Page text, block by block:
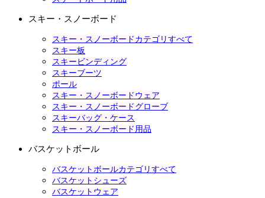
スキー・スノーボード
スキー・スノーボードカテゴリすべて
スキー板
スキービンディング
スキーブーツ
ポール
スキー・スノーボードウェア
スキー・スノーボードグローブ
スキーバッグ・ケース
スキー・スノーボード用品
バスケットボール
バスケットボールカテゴリすべて
バスケットシューズ
バスケットウェア